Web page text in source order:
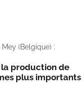
(Belgique) :
la production de
plus importants